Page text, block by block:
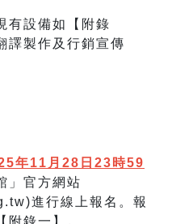
有設備如【附錄
譯製作及行銷宣傳
年11月28日23 時59
」官方網站
進行線上報名。報